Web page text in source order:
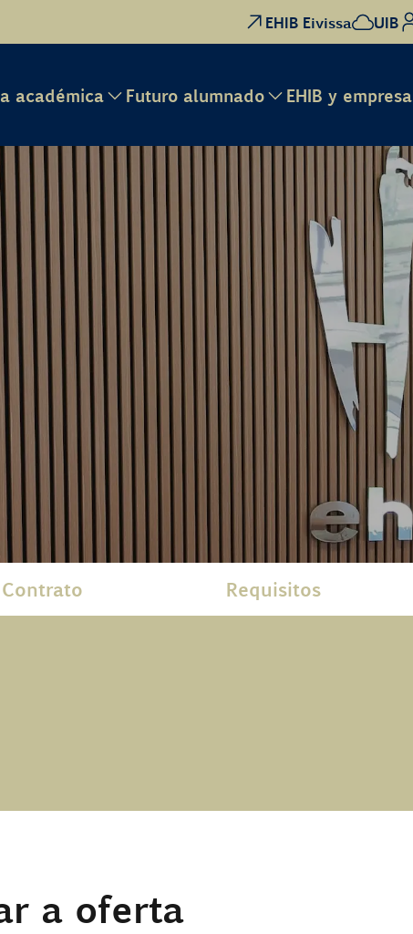
EHIB Eivissa UIB
académica Futuro alumnado EHIB y empresa
Contrato Requisitos
a oferta